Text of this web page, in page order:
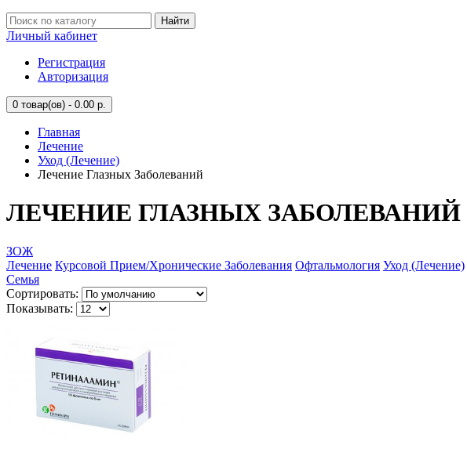
Найти
Личный кабинет
Регистрация
Авторизация
0 товар(ов) - 0.00 р.
Главная
Лечение
Уход (Лечение)
Лечение Глазных Заболеваний
ЛЕЧЕНИЕ ГЛАЗНЫХ ЗАБОЛЕВАНИЙ
ЗОЖ
Лечение Курсовой Прием/Хронические Заболевания Офтальмология Уход (Лечение)
Семья
Сортировать:
Показывать: